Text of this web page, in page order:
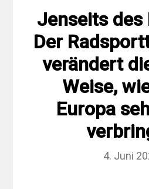
Jenseits des
Der
verändert
Weise,
Europa
4. Juni